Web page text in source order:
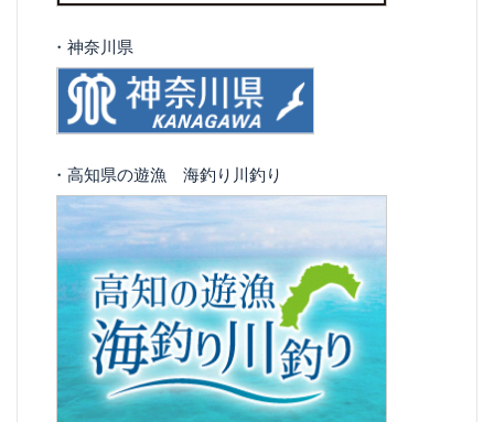
・神奈川県
・高知県の遊漁 海釣り川釣り